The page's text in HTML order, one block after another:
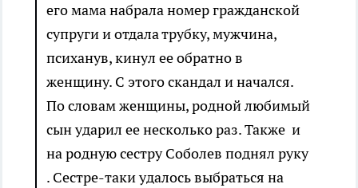
его мама набрала номер гражданской
супруги и отдала трубку, мужчина,
психанув, кинул ее обратно в
женщину. С этого скандал и начался.
По словам женщины, родной любимый
сын ударил ее несколько раз. Также и
на родную сестру Соболев поднял руку
. Сестре-таки удалось выбраться на